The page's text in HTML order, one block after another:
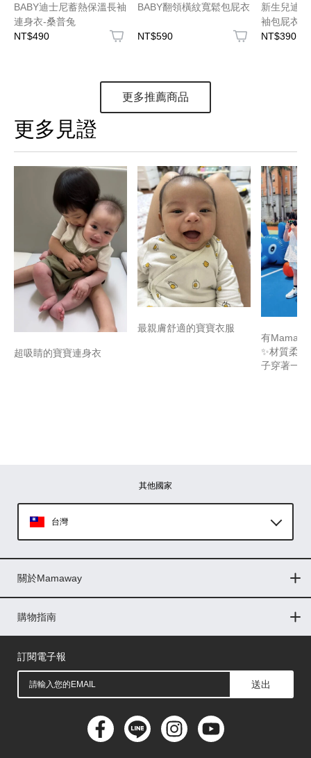
BABY迪士尼蓄熱保溫長袖
連身衣-桑普兔
NT$490
BABY翻領橫紋寬鬆包屁衣
NT$590
新生兒迪
袖包屁衣-
NT$390
更多推薦商品
更多見證
超吸睛的寶寶連身衣
最親膚舒適的寶寶衣服
有
✨材質柔
子穿著一
其他國家
台灣
印尼
馬來西亞
關於Mamaway
門市據點
最新消息
品牌故事
人力招募
媒體花絮
隱私權聲明
CSR企業社會責任
購物指南
購物常見問題
退換貨問題
儲值金使用條款
購買儲值金
發票問題
會員權益
線上留言
吸乳器-免費體驗
訂閱電子報
送出